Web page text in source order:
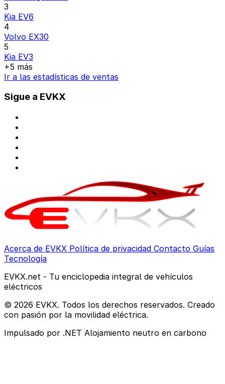
3
Kia EV6
4
Volvo EX30
5
Kia EV3
+5 más
Ir a las estadísticas de ventas
Sigue a EVKX
Acerca de EVKX Política de privacidad Contacto Guías
Tecnología
EVKX.net - Tu enciclopedia integral de vehículos
eléctricos
© 2026 EVKX. Todos los derechos reservados. Creado
con pasión por la movilidad eléctrica.
Impulsado por .NET Alojamiento neutro en carbono